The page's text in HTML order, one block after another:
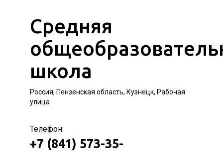
Средняя
школа
Россия, Пензенская область, Кузнецк, Рабочая
улица
Телефон:
+7 (841) 573-35-